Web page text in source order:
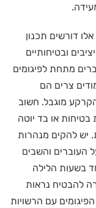
דורשים תכנון
ובטיחותיים
מתחת לפיגומים
צרים הם
מוגבל. חשוב
או בד יוטה
יש להקים מנהרות
העוברים והשבים
בשעות הלילה
להבטיח נראות
עם הרשויות